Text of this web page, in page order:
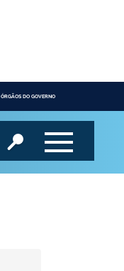
ÓRGÃOS DO GOVERNO